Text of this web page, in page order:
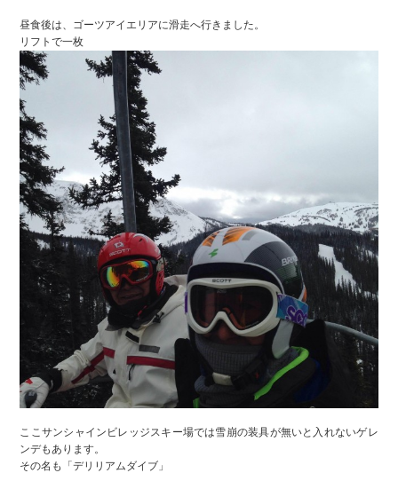
昼食後は、ゴーツアイエリアに滑走へ行きました。
リフトで一枚
ここサンシャインビレッジスキー場では雪崩の装具が無いと入れないゲレ
ンデもあります。
その名も「デリリアムダイブ」